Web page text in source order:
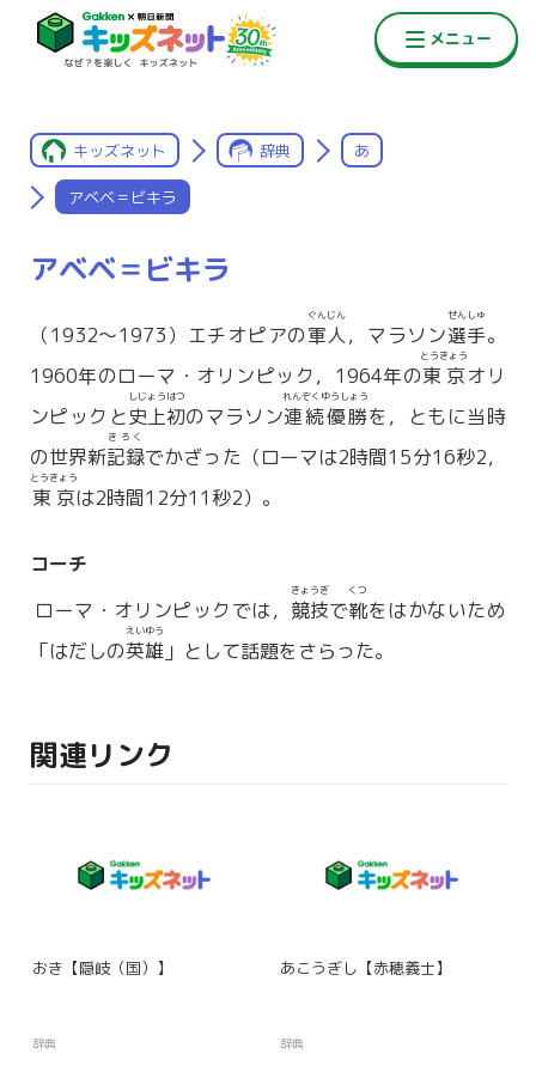
キッズネット 辞典 あ
アベベ＝ビキラ
アベベ＝ビキラ
（1932〜1973）エチオピアの軍人
ぐんじん
，マラソン選手
せんしゅ
。
1960年のローマ・オリンピック，1964年の東京
とうきょう
オリ
ンピックと史上初
しじょうはつ
のマラソン連続優勝
れんぞくゆうしょう
を，ともに当時
の世界新記録
きろく
でかざった（ローマは2時間15分16秒2，
東京
とうきょう
は2時間12分11秒2）。
コーチ
ローマ・オリンピックでは， 競技
きょうぎ
で靴
くつ
をはかないため
「はだしの英雄
えいゆう
」として話題をさらった。
関連リンク
おき【隠岐（国）】
辞典
あこうぎし【赤穂義士】
辞典